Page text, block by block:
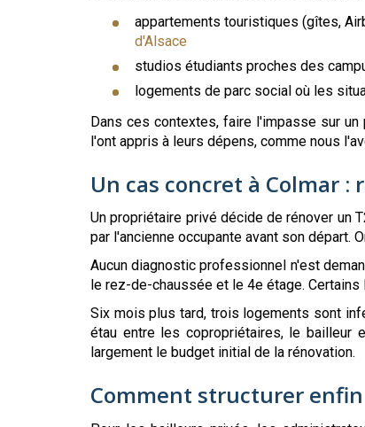
appartements touristiques (gîtes,
d'Alsace
studios étudiants proches des
logements de parc social où les
Dans ces contextes, faire l'impasse sur
l'ont appris à leurs dépens, comme nous
Un cas concret à Colmar
Un propriétaire privé décide de rénover un
par l'ancienne occupante avant son départ.
Aucun diagnostic professionnel n'est
le rez-de-chaussée et le 4e étage.
Six mois plus tard, trois logements sont
étau entre les copropriétaires, le bailleur
largement le budget initial de la rénovation.
Comment structurer